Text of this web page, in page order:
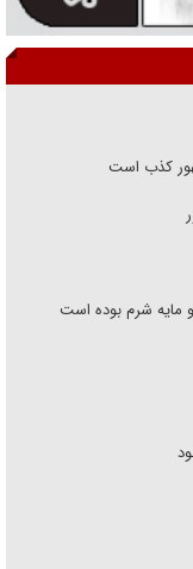
کذب است
مایه شرم بوده است